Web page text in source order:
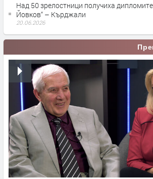
Над 50 зрелостници получиха
Йовков“ – Кърджали
20.06.2026